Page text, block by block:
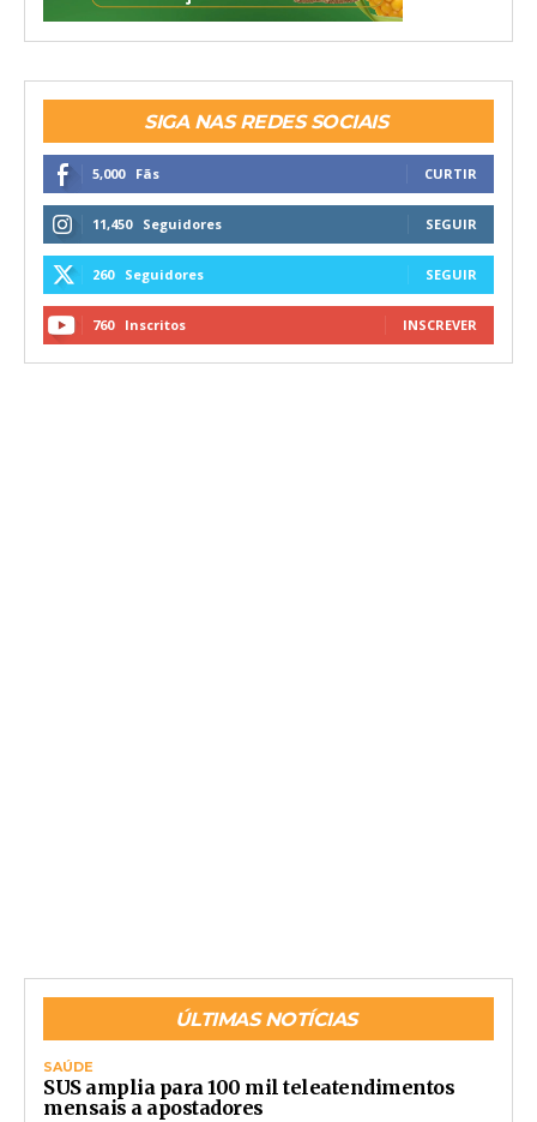
SIGA NAS REDES SOCIAIS
5,000 Fãs CURTIR
11,450 Seguidores SEGUIR
260 Seguidores SEGUIR
760 Inscritos INSCREVER
ÚLTIMAS NOTÍCIAS
SAÚDE
SUS amplia para 100 mil teleatendimentos
mensais a apostadores